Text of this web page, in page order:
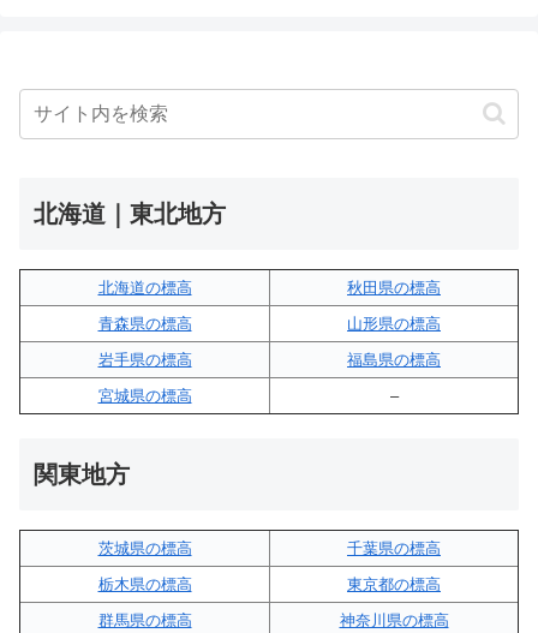
北海道｜東北地方
北海道の標高
秋田県の標高
青森県の標高
山形県の標高
岩手県の標高
福島県の標高
宮城県の標高
–
関東地方
茨城県の標高
千葉県の標高
栃木県の標高
東京都の標高
群馬県の標高
神奈川県の標高